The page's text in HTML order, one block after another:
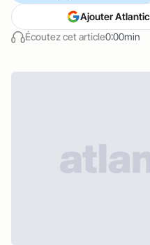
Écoutez cet article0:00min
Ajouter